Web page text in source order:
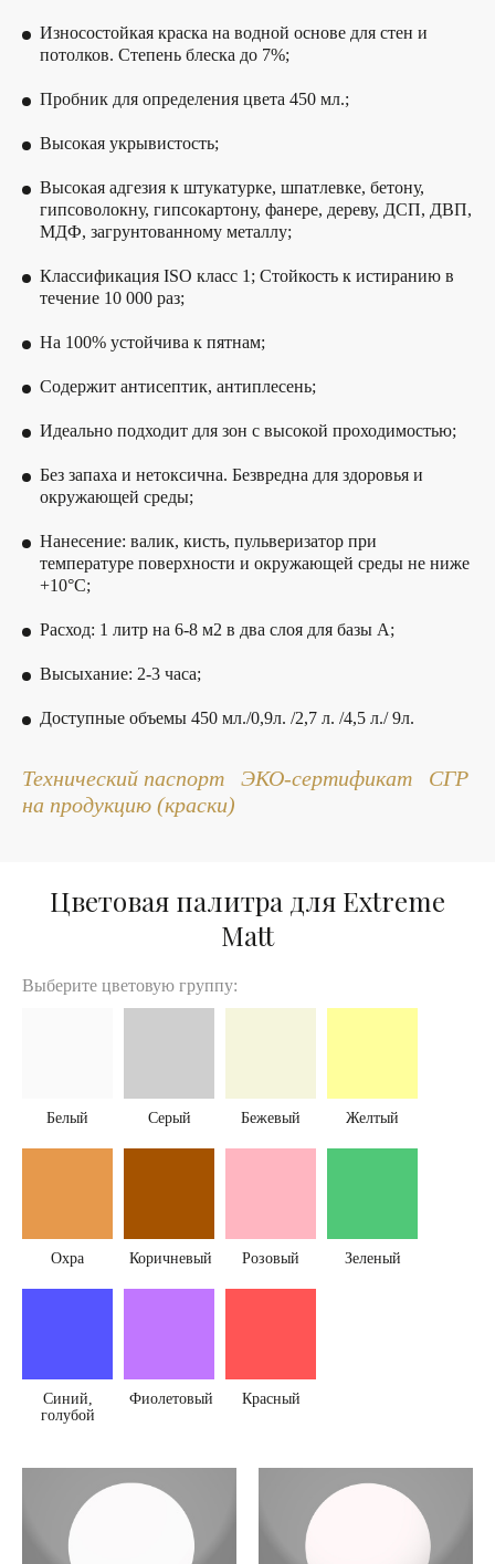
Износостойкая краска на водной основе для стен и
потолков. Степень блеска до 7%;
Пробник для определения цвета 450 мл.;
Высокая укрывистость;
Высокая адгезия к штукатурке, шпатлевке, бетону,
гипсоволокну, гипсокартону, фанере, дереву, ДСП, ДВП,
МДФ, загрунтованному металлу;
Классификация ISO класс 1; Стойкость к истиранию в
течение 10 000 раз;
На 100% устойчива к пятнам;
Содержит антисептик, антиплесень;
Идеально подходит для зон с высокой проходимостью;
Без запаха и нетоксична. Безвредна для здоровья и
окружающей среды;
Нанесение: валик, кисть, пульверизатор при
температуре поверхности и окружающей среды не ниже
+10°С;
Расход: 1 литр на 6-8 м2 в два слоя для базы А;
Высыхание: 2-3 часа;
Доступные объемы 450 мл./0,9л. /2,7 л. /4,5 л./ 9л.
Технический паспорт ЭКО-сертификат
СГР
на продукцию (краски)
Цветовая палитра для Extreme
Matt
Выберите цветовую группу:
Белый Серый Бежевый Желтый
Охра Коричневый Розовый Зеленый
Синий,
голубой
Фиолетовый Красный